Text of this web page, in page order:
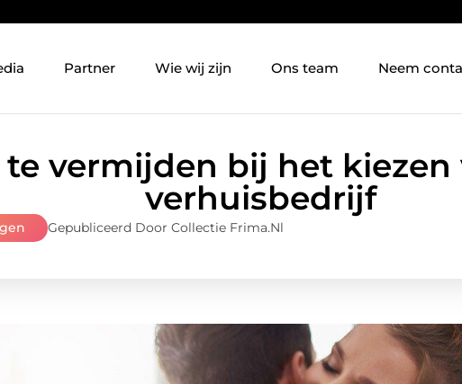
Partner Wie wij zijn Ons team Neem
vermijden bij het kiezen
verhuisbedrijf
Gepubliceerd Door Collectie Frima.nl